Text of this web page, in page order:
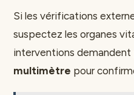
Si les vérifications
suspectez les organes
interventions demandent
multimètre pour